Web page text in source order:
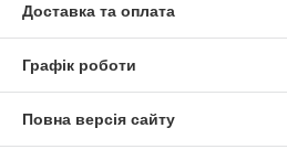
Доставка та оплата
Графік роботи
Повна версія сайту